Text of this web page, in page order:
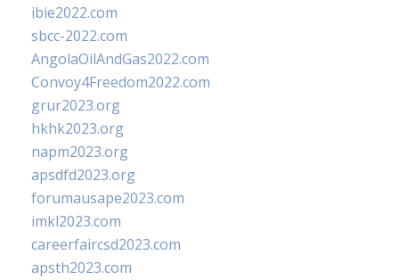
ibie2022.com
sbcc-2022.com
AngolaOilAndGas2022.com
Convoy4Freedom2022.com
grur2023.org
hkhk2023.org
napm2023.org
apsdfd2023.org
forumausape2023.com
imkl2023.com
careerfaircsd2023.com
apsth2023.com